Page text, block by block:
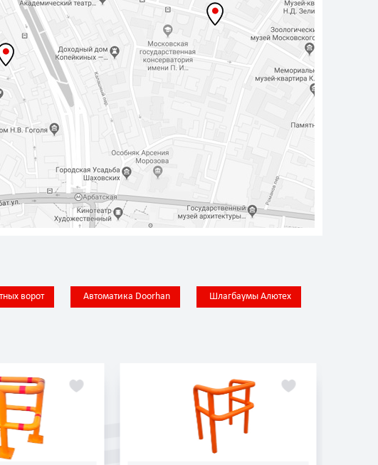
ворот Автоматика Doorhan Шлагбаумы Алютех